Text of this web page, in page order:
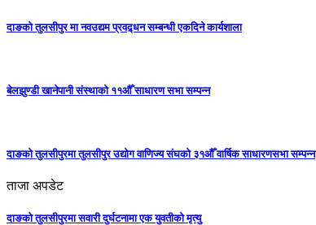
दाङको तुलसीपुर मा नवउद्यम प्रवद्र्धन सम्बन्धी एकदिने कार्यशाला
बेलझुण्डी खानेपानी संस्थाको ११औँ साधारण सभा सम्पन्न
दाङको तुलसीपुरमा तुलसीपुर उद्योग वाणिज्य संघको ३१औँ वार्षिक साधारणसभा सम्पन्न
ताजा अपडेट
दाङको तुलसीपुरमा सवारी दुर्घटनामा एक युवतीको मृत्यु